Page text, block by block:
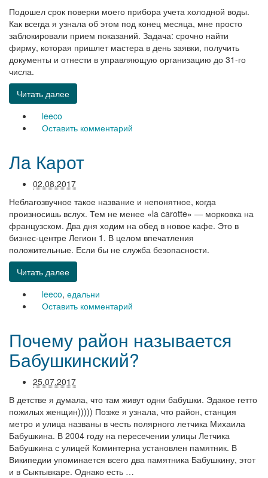
Подошел срок поверки моего прибора учета холодной воды.
Как всегда я узнала об этом под конец месяца, мне просто
заблокировали прием показаний. Задача: срочно найти
фирму, которая пришлет мастера в день заявки, получить
документы и отнести в управляющую организацию до 31-го
числа.
Читать далее
leeco
Оставить комментарий
Ла Карот
02.08.2017
Неблагозвучное такое название и непонятное, когда
произносишь вслух. Тем не менее «la carotte» — морковка на
французском. Два дня ходим на обед в новое кафе. Это в
бизнес-центре Легион 1. В целом впечатления
положительные. Если бы не служба безопасности.
Читать далее
leeco, едальни
Оставить комментарий
Почему район называется
Бабушкинский?
25.07.2017
В детстве я думала, что там живут одни бабушки. Эдакое гетто
пожилых женщин))))) Позже я узнала, что район, станция
метро и улица названы в честь полярного летчика Михаила
Бабушкина. В 2004 году на пересечении улицы Летчика
Бабушкина с улицей Коминтерна установлен памятник. В
Википедии упоминается всего два памятника Бабушкину, этот
и в Сыктывкаре. Однако есть …